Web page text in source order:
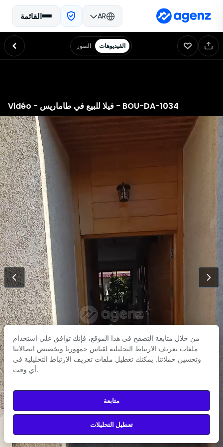
AR القائمة
الصور الفيديوهات
Vidéo - فيلا للبيع في طاماريس - BOU-DA-1034
الرئيسيةإعلانات المبيعاتإعلانات الإيجارأسعار العقاراتقرض عقاري
تسعى أجينز إلى جعل سوق العقارات المغربي أكثر شفافية وتقديم حلول تحليلية لأولئك
الذين يبحثون عن شراء، بيع أو الحصول على تقدير لأسعار العقارات. يتألف فريقنا
المتميز في المغرب من خبراء عقاريين وعلماء بيانات، حيث يقومون بتصميم أدوات
مبتكرة تمكن عملائنا من اتخاذ قرارات عقارية مستنيرة، وتسريع أنشطتهم، والحصول
نحن نجمع ونحلل ونُركب بشكل مستمر البيانات المتعلقة بسوق العقارات المغربي، بما
في ذلك العروض، والمعاملات، والبيانات الكاداسترية، والبيانات الاجتماعية
الديموغرافية، وغير ذلك الكثير، بهدف توفير تقدير دقيق لأولئك الذين يرغبون في شراء
يستخدم علماء البيانات لدينا خوارزميات التعلم الآلي لتطوير أدق حلول تقدير العقارات
تابعنا
حمّل من
App Store
حمّل من
Google Play
© 2026
Agenz— جميع الحقوق محفوظة.
من خلال متابعة التصفح في هذا الموقع، فإنك توافق على استخدام
ملفات تعريف الارتباط التحليلية لقياس جمهورنا وتخصيص اتصالاتنا
وتحسين حملاتنا. يمكنك تعطيل ملفات تعريف الارتباط التحليلية في
أي وقت.
متابعة
تعطيل التحليلات